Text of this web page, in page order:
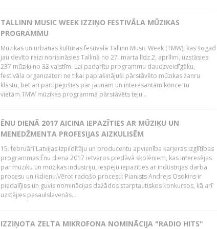
TALLINN MUSIC WEEK IZZIŅO FESTIVĀLA MŪZIKAS
PROGRAMMU
Mūzikas un urbānās kultūras festivālā Tallinn Music Week (TMW), kas šogad
jau devīto reizi norisināsies Tallinā no 27. marta līdz 2. aprīlim, uzstāsies
237 mūziķi no 33 valstīm. Lai padarītu programmu daudzveidīgāku,
festivāla organizatori ne tikai paplašinājuši pārstāvēto mūzikas žanru
klāstu, bet arī parūpējušies par jaunām un interesantām koncertu
vietām.TMW mūzikas programmā pārstāvēts teju...
ĒNU DIENĀ 2017 AICINA IEPAZĪTIES AR MŪZIĶU UN
MENEDŽMENTA PROFESIJAS AIZKULISĒM
15. februārī Latvijas Izpildītāju un producentu apvienība karjeras izglītības
programmas Ēnu diena 2017 ietvaros piedāvā skolēniem, kas interesējas
par mūziku un mūzikas industriju, iespēju iepazīties ar industrijas darba
procesu un ikdienu.Vērot radošo procesu: Pianists Andrejs Osokins ir
piedalījies un guvis nominācijas dažādos starptautiskos konkursos, kā arī
uzstājies pasaulslavenās...
IZZIŅOTA ZELTA MIKROFONA NOMINĀCIJA "RADIO HITS"